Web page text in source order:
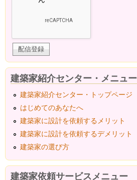
建築家紹介センター・メニュー
建築家紹介センター・トップページ
はじめてのあなたへ
建築家に設計を依頼するメリット
建築家に設計を依頼するデメリット
建築家の選び方
建築家依頼サービスメニュー